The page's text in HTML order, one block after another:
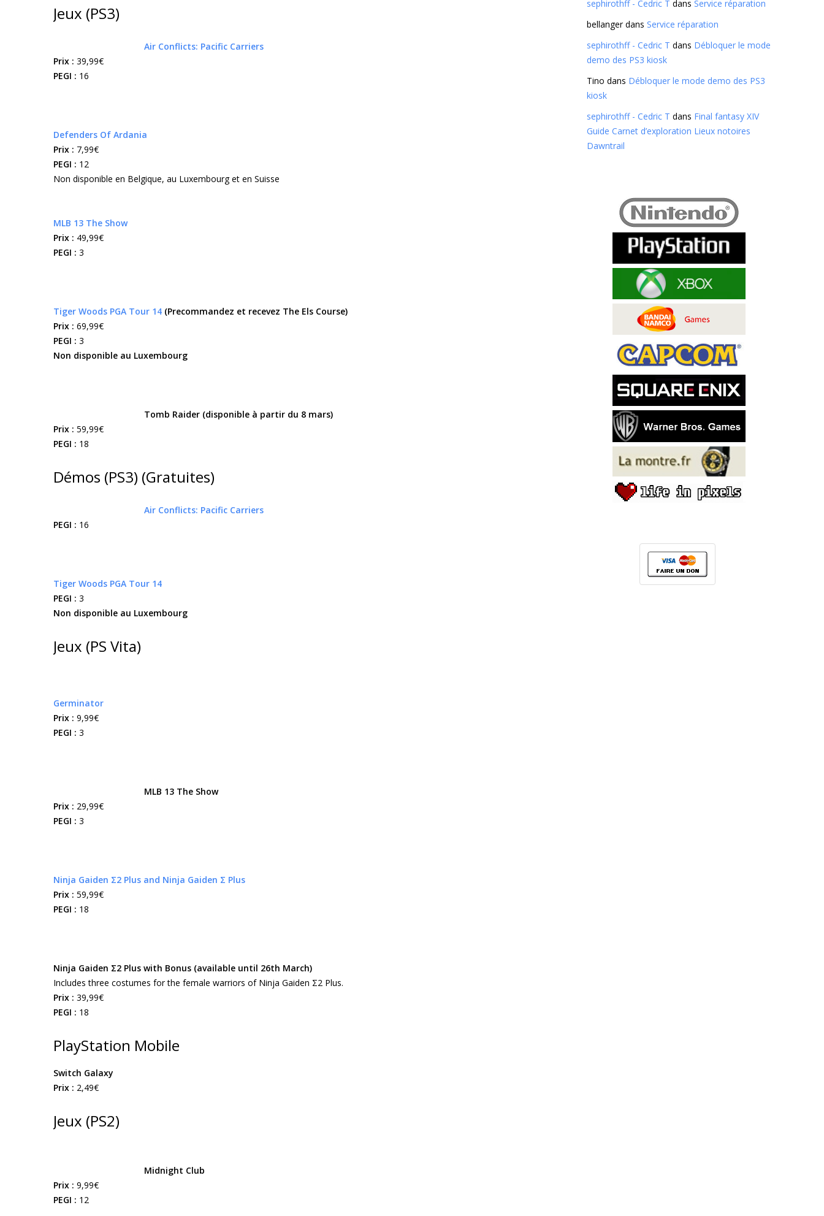
Jeux (PS3)
Air Conflicts: Pacific Carriers
Prix : 39,99€
PEGI : 16
Defenders Of Ardania
Prix : 7,99€
PEGI : 12
Non disponible en Belgique, au Luxembourg et en Suisse
MLB 13 The Show
Prix : 49,99€
PEGI : 3
Tiger Woods PGA Tour 14 (Precommandez et recevez The Els Course)
Prix : 69,99€
PEGI : 3
Non disponible au Luxembourg
Tomb Raider (disponible à partir du 8 mars)
Prix : 59,99€
PEGI : 18
Démos (PS3) (Gratuites)
Air Conflicts: Pacific Carriers
PEGI : 16
Tiger Woods PGA Tour 14
PEGI : 3
Non disponible au Luxembourg
Jeux (PS Vita)
Germinator
Prix : 9,99€
PEGI : 3
MLB 13 The Show
Prix : 29,99€
PEGI : 3
Ninja Gaiden Σ2 Plus and Ninja Gaiden Σ Plus
Prix : 59,99€
PEGI : 18
Ninja Gaiden Σ2 Plus with Bonus (available until 26th March)
Includes three costumes for the female warriors of Ninja Gaiden Σ2 Plus.
Prix : 39,99€
PEGI : 18
PlayStation Mobile
Switch Galaxy
Prix : 2,49€
Jeux (PS2)
Midnight Club
Prix : 9,99€
PEGI : 12
sephirothff - Cedric T dans Service réparation
bellangerdans Service réparation
sephirothff - Cedric T dans Débloquer le mode
demo des PS3 kiosk
Tino dans Débloquer le mode demo des PS3
kiosk
sephirothff - Cedric T dans Final fantasy XIV
Guide Carnet d’exploration Lieux notoires
Dawntrail